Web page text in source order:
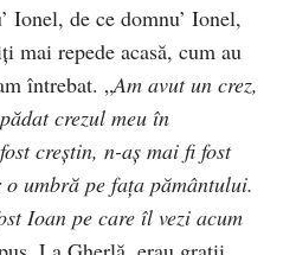
Ionel, de ce domnu’ Ionel,
mai repede acasă, cum au
întrebat. „Am avut un crez,
crezul meu în
creştin, n-aş mai fi fost
umbră pe faţa pământului.
Ioan pe care îl vezi acum